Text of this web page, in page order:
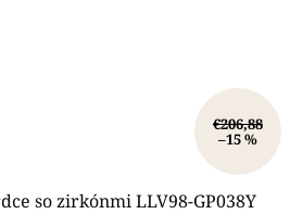
€206,88
–15 %
so zirkónmi LLV98-GP038Y